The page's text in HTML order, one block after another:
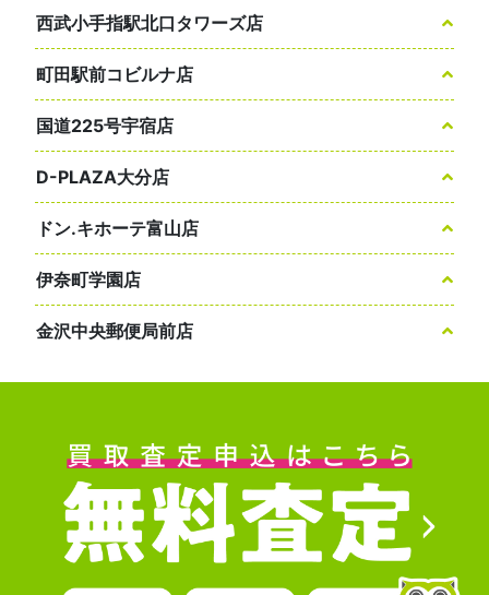
西武小手指駅北口タワーズ店
町田駅前コビルナ店
国道225号宇宿店
D-PLAZA大分店
ドン.キホーテ富山店
伊奈町学園店
金沢中央郵便局前店